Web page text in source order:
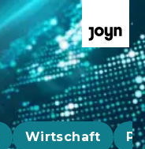
Wirtschaft